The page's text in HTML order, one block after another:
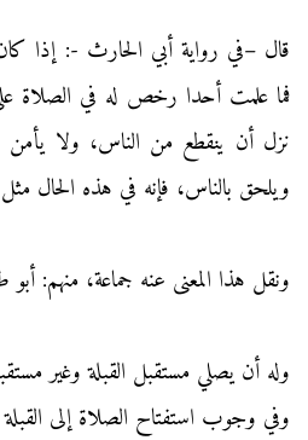
قال –في رواية أبي الحارث -: إذا
فما علمت أحدا رخص له في الصلاة
نزل أن ينقطع من الناس، ولا يأمن
ويلحق بالناس، فإنه في هذه الحال
ونقل هذا المعنى عنه جماعة، منهم:
وله أن يصلي مستقبل القبلة وغير
وفي وجوب استفتاح الصلاة إلى القبلة